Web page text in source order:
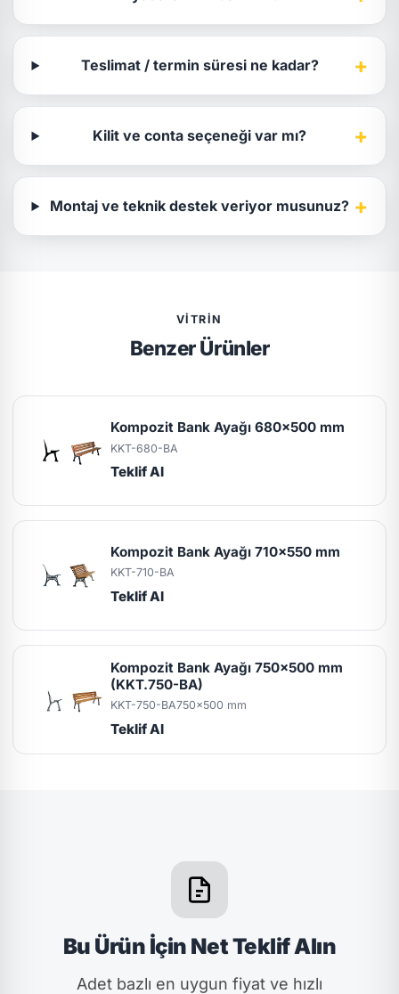
Teslimat / termin süresi ne kadar? +
Kilit ve conta seçeneği var mı? +
Montaj ve teknik destek veriyor musunuz? +
VITRIN
Benzer Ürünler
Kompozit Bank Ayağı 680x500 mm
KKT-680-BA
Teklif Al
Kompozit Bank Ayağı 710x550 mm
KKT-710-BA
Teklif Al
Kompozit Bank Ayağı 750x500 mm
(KKT.750-BA)
KKT-750-BA750x500 mm
Teklif Al
Bu Ürün İçin Net Teklif Alın
Adet bazlı en uygun fiyat ve hızlı